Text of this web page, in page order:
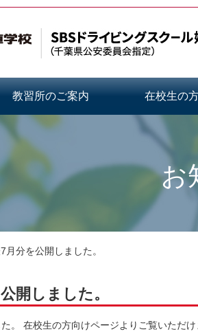
教習所のご案内 在校生の
お
月分を公開しました。
開しました。
。 在校生の方向けページよりご覧いただけ